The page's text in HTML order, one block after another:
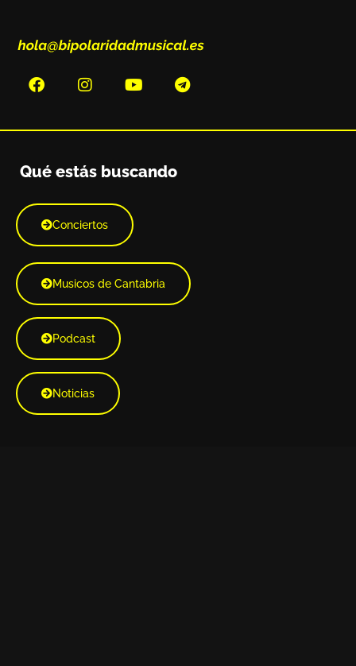
Qué estás buscando
Conciertos
Musicos de Cantabria
Podcast
Noticias